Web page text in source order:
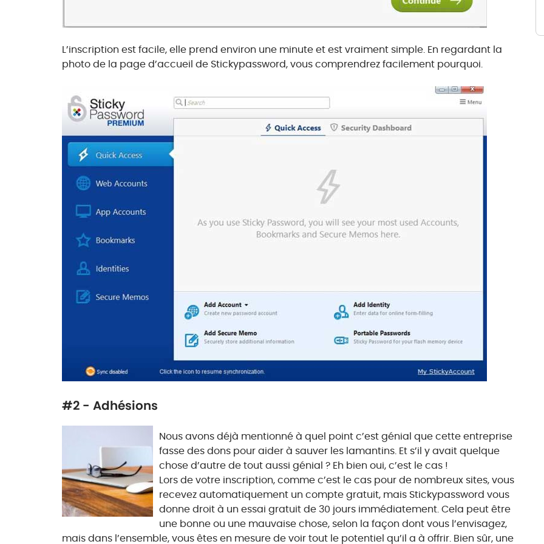
L’inscription est facile, elle prend environ une minute et est vraiment simple. En regardant la
photo de la page d’accueil de Stickypassword, vous comprendrez facilement pourquoi.
#2 - Adhésions
Nous avons déjà mentionné à quel point c’est génial que cette entreprise
fasse des dons pour aider à sauver les lamantins. Et s’il y avait quelque
chose d’autre de tout aussi génial ? Eh bien oui, c’est le cas !
Lors de votre inscription, comme c’est le cas pour de nombreux sites, vous
recevez automatiquement un compte gratuit, mais Stickypassword vous
donne droit à un essai gratuit de 30 jours immédiatement. Cela peut être
une bonne ou une mauvaise chose, selon la façon dont vous l’envisagez,
mais dans l’ensemble, vous êtes en mesure de voir tout le potentiel qu’il a à offrir. Bien sûr, une